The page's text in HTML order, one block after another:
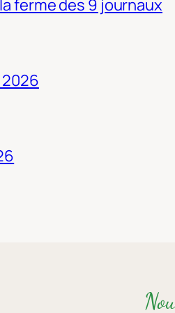
ferme des 9 journaux